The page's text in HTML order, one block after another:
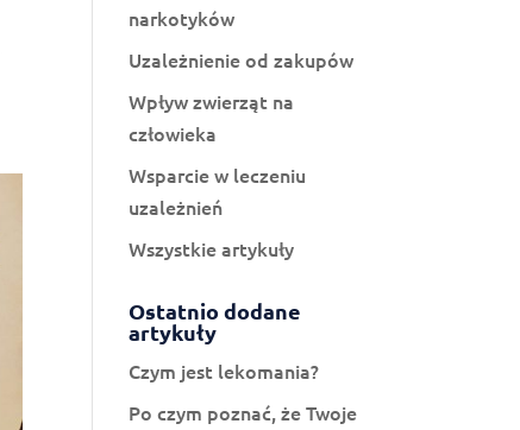
narkotyków
Uzależnienie od zakupów
Wpływ zwierząt na
człowieka
Wsparcie w leczeniu
uzależnień
Wszystkie artykuły
Ostatnio dodane
artykuły
Czym jest lekomania?
Po czym poznać, że Twoje